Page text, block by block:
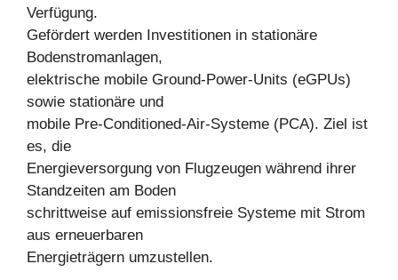
Verfügung.
Gefördert werden Investitionen in stationäre
Bodenstromanlagen,
elektrische mobile Ground-Power-Units (eGPUs)
sowie stationäre und
mobile Pre-Conditioned-Air-Systeme (PCA). Ziel ist
es, die
Energieversorgung von Flugzeugen während ihrer
Standzeiten am Boden
schrittweise auf emissionsfreie Systeme mit Strom
aus erneuerbaren
Energieträgern umzustellen.